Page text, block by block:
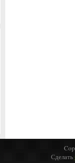
Сделать